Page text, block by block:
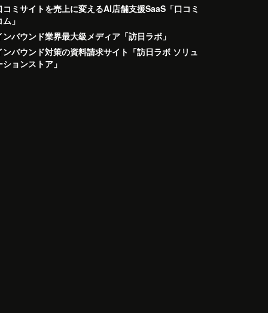
コミサイトを売上に変えるAI店舗支援SaaS「口コミ
ム」
ンバウンド業界最大級メディア「訪日ラボ」
ンバウンド対策の資料請求サイト「訪日ラボ ソリュ
ションストア」